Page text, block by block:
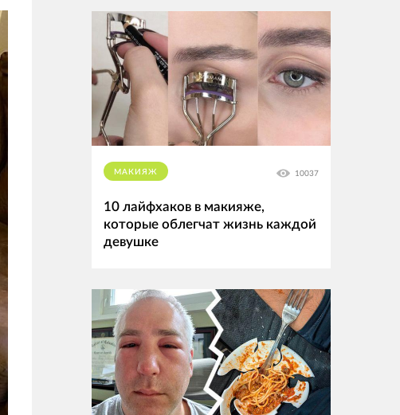
МАКИЯЖ 10037
10 лайфхаков в макияже,
которые облегчат жизнь каждой
девушке